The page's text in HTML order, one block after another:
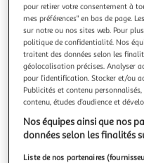
CONCEPT USINE
Parasol gris rectangle
Partagez un repas
en etant protege du
inclinable rectangulaire.
sa couleur de toile gris
facilement à tous les
aluminium recouverte d
En savoir +
Vendu par Concept Usine
Livraison dès 8/9
Retrait offert dès 35€
pour retirer votre consentement à
mes préférences" en bas de page.
sur notre ou nos sites web. Pour
politique de confidentialité. Nos
traitent des données selon les
géolocalisation précises. Analyser
pour l’identification. Stocker et/ou
Publicités et contenu
contenu, études d’audience et
Nos équipes ainsi que nos
données selon les finalités
Liste de nos partenaires